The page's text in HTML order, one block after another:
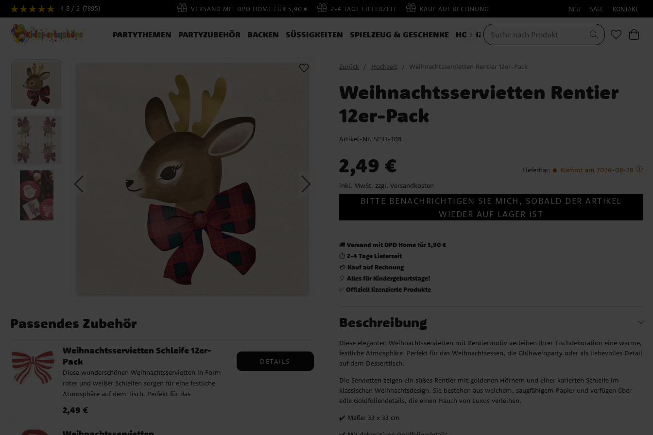
4.8 / 5 (7895) VERSAND MIT DPD HOME FÜR 5,90 € 2-4 TAGE LIEFERZEIT KAUF AUF RECHNUNG NEU SALE KONTAKT
PARTYTHEMEN PARTYZUBEHÖR BACKEN SÜSSIGKEITEN SPIELZEUG & GESCHENKE HOCHZEIT KOSTÜME
Passendes Zubehör
Weihnachtsservietten Schleife 12er-
Pack
Diese wunderschönen Weihnachtsservietten in Form
roter und weißer Schleifen sorgen für eine festliche
Atmosphäre auf dem Tisch. Perfekt für das
liebevolles Detail auf dem Desserttisch. Die Servietten
Preis: 2,49 €
2,49 €
DETAILS
Zurück Hochzeit Weihnachtsservietten Rentier 12er-Pack
Weihnachtsservietten Rentier
12er-Pack
Artikel-Nr. SP33-108
2,49 €
inkl. MwSt. zzgl. Versandkosten
Lieferbar: Kommt am 2026-08-28
BITTE BENACHRICHTIGEN SIE MICH, SOBALD DER ARTIKEL
WIEDER AUF LAGER IST
🚚Versand mit DPD Home für 5,90 €
⏱️2-4 Tage Lieferzeit
💳 Kauf auf Rechnung
🎈Alles für Kindergeburtstage!
✅Offiziell lizenzierte Produkte
Beschreibung
Diese eleganten Weihnachtsservietten mit Rentiermotiv verleihen Ihrer Tischdekoration eine warme,
festliche Atmosphäre. Perfekt für das Weihnachtsessen, die Glühweinparty oder als liebevolles Detail
auf dem Desserttisch.
Die Servietten zeigen ein süßes Rentier mit goldenen Hörnern und einer karierten Schleife im
klassischen Weihnachtsdesign. Sie bestehen aus weichem, saugfähigem Papier und verfügen über
edle Goldfoliendetails, die einen Hauch von Luxus verleihen.
✔️ Maße: 33 x 33 cm